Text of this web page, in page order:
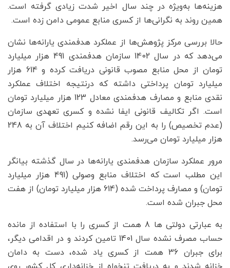
هزینه‌ها به‌ویژه در چند سال اخیر شدت زیادی گرفته است.
همین روند به نگرانی‌ها از کسری منابع عمومی دامن زده است.
حالا بررسی مرکز پژوهش‌ها از عملکرد هدفمندی یارانه‌ها نشان
می‌دهد که در سال 1402 سازمان هدفمندی 491 هزار میلیارد
تومان از محل منابع مصوب قانونی دریافت کرده و 614 هزار
میلیارد تومان پرداختی داشته که درنتیجه اختلاف عملکرد
نقدی منابع و مصارف هدفمندی معادل 123 هزار میلیارد تومان
است. اگر تکالیف قانونی ایفا نشده و کسری تعهدی سازمان
(عدم تخصیص) را به این رقم اضافه کنیم اختلاف آن به 248
هزار میلیارد تومان می‌رسد.
مرور عملکرد سازمان هدفمندی یارانه‌ها در سال گذشته بیانگر
این مطلب است که اختلاف منابع وصولی (491 هزار میلیارد
تومان) و مصارف پرداخت شده (614 هزار میلیارد تومان) از هفت
محل جبران شده است.
به عبارتی دولتی ها 8 همت از کسری را با استفاده از مانده
حساب مصرف نشده سال 1401 تامین کردند و در اقدامی دیگر،
برای جبران 36 همت از کسری یاد شده، دست به دامان